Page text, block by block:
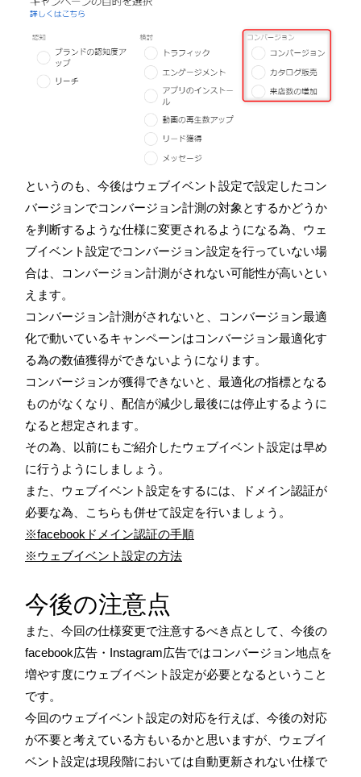
というのも、今後はウェブイベント設定で設定したコン
バージョンでコンバージョン計測の対象とするかどうか
を判断するような仕様に変更されるようになる為、ウェ
ブイベント設定でコンバージョン設定を行っていない場
合は、コンバージョン計測がされない可能性が高いとい
えます。
コンバージョン計測がされないと、コンバージョン最適
化で動いているキャンペーンはコンバージョン最適化す
る為の数値獲得ができないようになります。
コンバージョンが獲得できないと、最適化の指標となる
ものがなくなり、配信が減少し最後には停止するように
なると想定されます。
その為、以前にもご紹介したウェブイベント設定は早め
に行うようにしましょう。
また、ウェブイベント設定をするには、ドメイン認証が
必要な為、こちらも併せて設定を行いましょう。
※facebookドメイン認証の手順
※ウェブイベント設定の方法
今後の注意点
また、今回の仕様変更で注意するべき点として、今後の
facebook広告・Instagram広告ではコンバージョン地点を
増やす度にウェブイベント設定が必要となるということ
です。
今回のウェブイベント設定の対応を行えば、今後の対応
が不要と考えている方もいるかと思いますが、ウェブイ
ベント設定は現段階においては自動更新されない仕様で